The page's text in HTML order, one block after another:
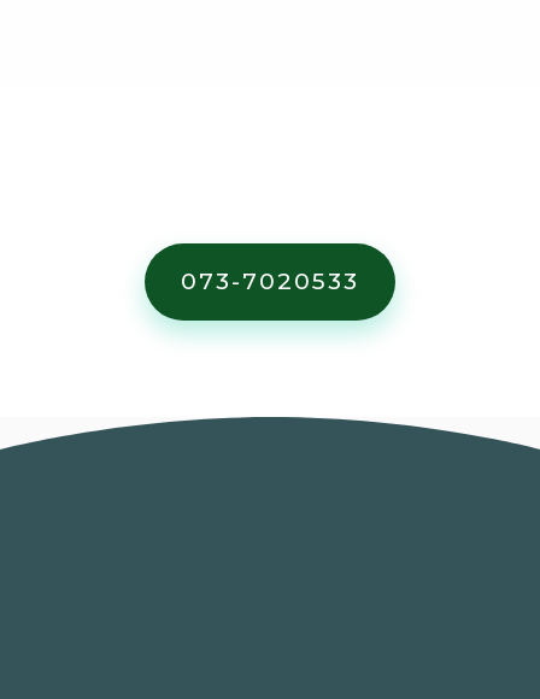
073-7020533